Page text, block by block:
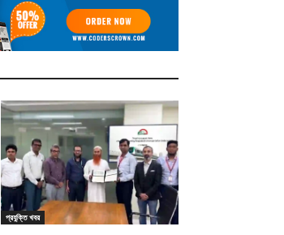
প্রযুক্তি খবর